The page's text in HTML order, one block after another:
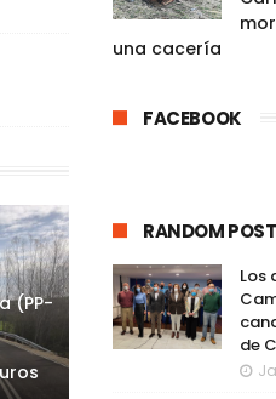
(PP-
una cacería
FACEBOOK
RANDOM
Los
de